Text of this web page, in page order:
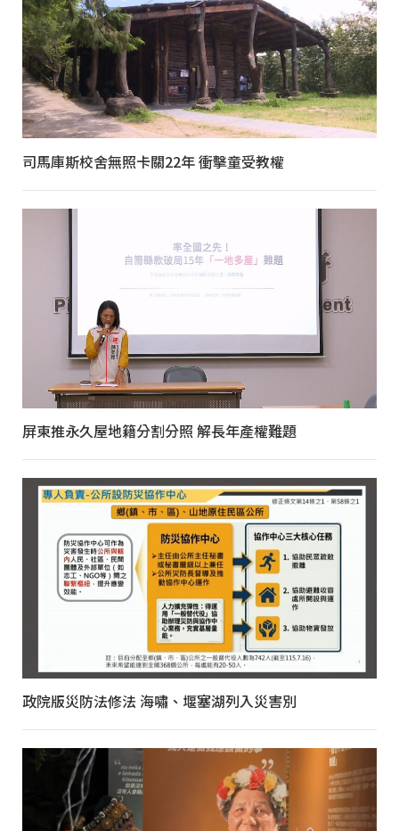
司馬庫斯校舍無照卡關22年 衝擊童受教權
屏東推永久屋地籍分割分照 解長年產權難題
政院版災防法修法 海嘯、堰塞湖列入災害別